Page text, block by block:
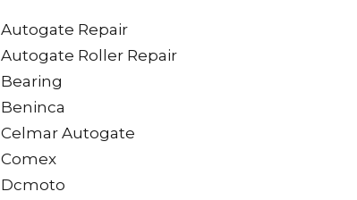
Autogate Repair
Autogate Roller Repair
Bearing
Beninca
Celmar Autogate
Comex
Dcmoto